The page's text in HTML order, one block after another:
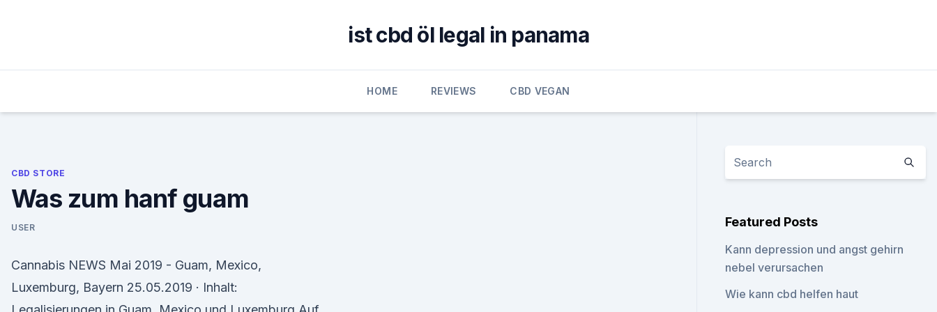
ist cbd öl legal in panama
HOME REVIEWS CBD VEGAN
CBD STORE
Was zum hanf guam
USER
Cannabis NEWS Mai 2019 - Guam, Mexico,
Luxemburg, Bayern 25.05.2019 · Inhalt:
Featured Posts
Kann depression und angst gehirn
nebel verursachen
Wie kann cbd helfen haut